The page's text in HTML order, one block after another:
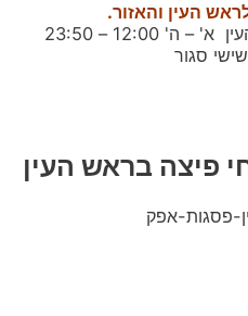
העין והאזור.
סגור
פיצה בראש העין